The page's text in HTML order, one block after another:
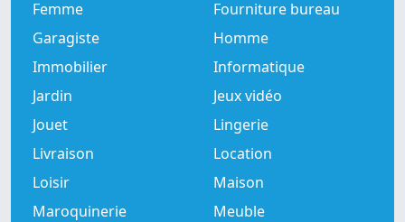
Femme
Fourniture bureau
Garagiste
Homme
Immobilier
Informatique
Jardin
Jeux vidéo
Jouet
Lingerie
Livraison
Location
Loisir
Maison
Maroquinerie
Meuble